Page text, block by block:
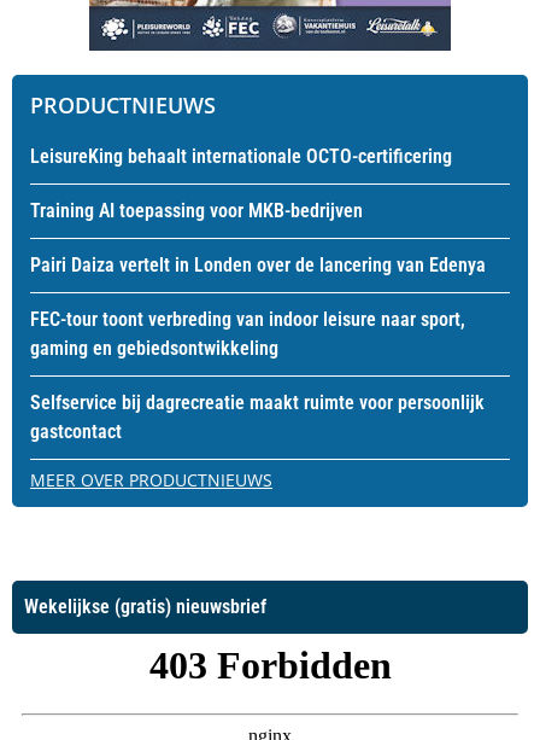
PRODUCTNIEUWS
LeisureKing behaalt internationale OCTO-certificering
Training AI toepassing voor MKB-bedrijven
Pairi Daiza vertelt in Londen over de lancering van Edenya
FEC-tour toont verbreding van indoor leisure naar sport,
gaming en gebiedsontwikkeling
Selfservice bij dagrecreatie maakt ruimte voor persoonlijk
gastcontact
MEER OVER PRODUCTNIEUWS
Wekelijkse (gratis) nieuwsbrief